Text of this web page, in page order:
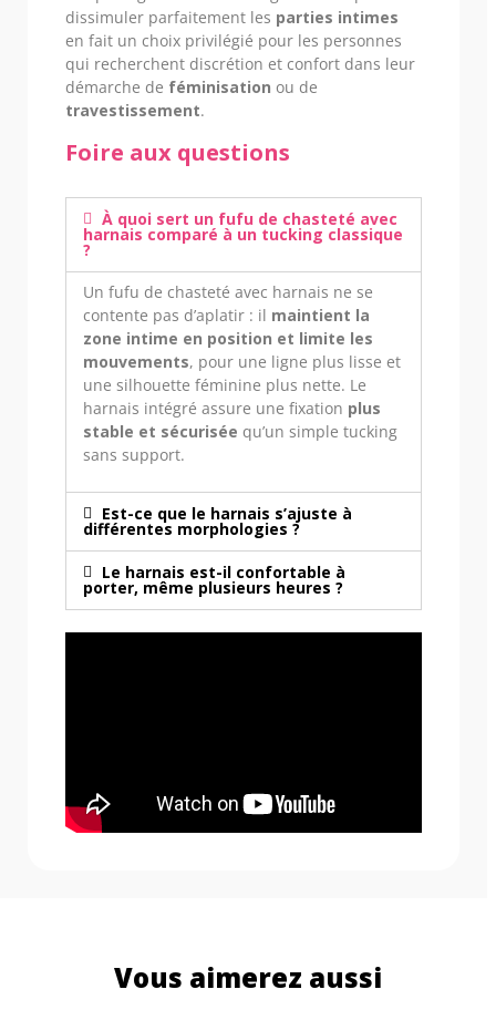
dissimuler parfaitement les parties intimes
en fait un choix privilégié pour les personnes
qui recherchent discrétion et confort dans leur
démarche de féminisation ou de
travestissement.
Foire aux questions
À quoi sert un fufu de chasteté avec
harnais comparé à un tucking classique
?
Un fufu de chasteté avec harnais ne se
contente pas d’aplatir : il maintient la
zone intime en position et limite les
mouvements, pour une ligne plus lisse et
une silhouette féminine plus nette. Le
harnais intégré assure une fixation plus
stable et sécurisée qu’un simple tucking
sans support.
Est-ce que le harnais s’ajuste à
différentes morphologies ?
Le harnais est-il confortable à
porter, même plusieurs heures ?
Vous aimerez aussi